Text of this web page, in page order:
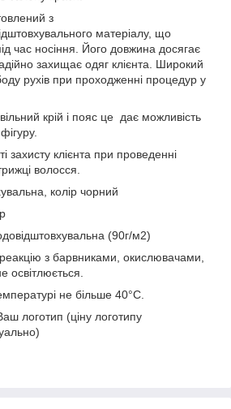
з
матеріалу, що
час носіння. Його довжина досягає
захищає одяг клієнта. Широкий
рухів при проходженні процедур у
крій і пояс це дає можливість
захисту клієнта при проведенні
волосся.
колір чорний
(90г/м2)
з барвниками, окислювачами,
освітлюється.
не більше 40°C.
логотип (ціну логотипу